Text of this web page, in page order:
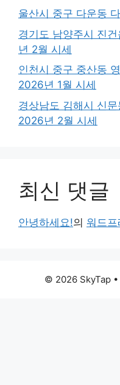
울산시 중구 다운동
경기도 남양주시 진
년 2월 시세
인천시 중구 중산동
2026년 1월 시세
경상남도 김해시 신
2026년 2월 시세
최신 댓글
안녕하세요!의 워드
© 2026 SkyTap